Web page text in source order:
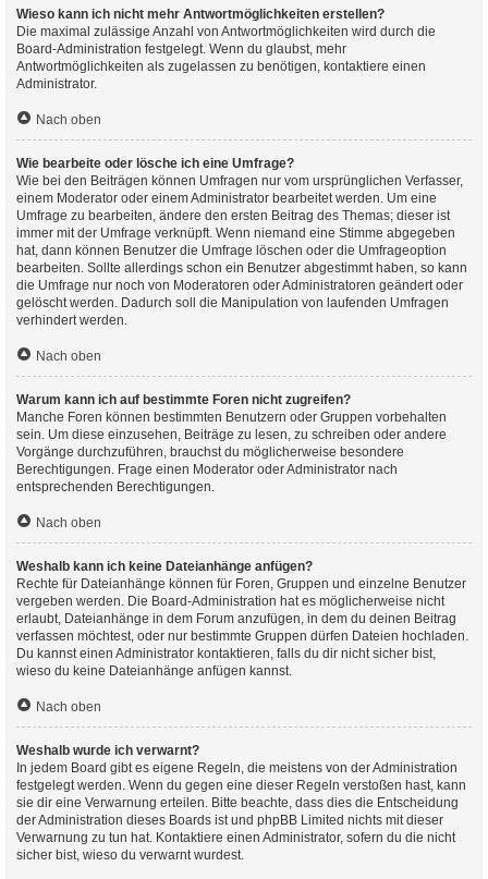
Wieso kann ich nicht mehr Antwortmöglichkeiten erstellen?
Die maximal zulässige Anzahl von Antwortmöglichkeiten wird durch die
Board-Administration festgelegt. Wenn du glaubst, mehr
Antwortmöglichkeiten als zugelassen zu benötigen, kontaktiere einen
Administrator.
Nach oben
Wie bearbeite oder lösche ich eine Umfrage?
Wie bei den Beiträgen können Umfragen nur vom ursprünglichen Verfasser,
einem Moderator oder einem Administrator bearbeitet werden. Um eine
Umfrage zu bearbeiten, ändere den ersten Beitrag des Themas; dieser ist
immer mit der Umfrage verknüpft. Wenn niemand eine Stimme abgegeben
hat, dann können Benutzer die Umfrage löschen oder die Umfrageoption
bearbeiten. Sollte allerdings schon ein Benutzer abgestimmt haben, so kann
die Umfrage nur noch von Moderatoren oder Administratoren geändert oder
gelöscht werden. Dadurch soll die Manipulation von laufenden Umfragen
verhindert werden.
Nach oben
Warum kann ich auf bestimmte Foren nicht zugreifen?
Manche Foren können bestimmten Benutzern oder Gruppen vorbehalten
sein. Um diese einzusehen, Beiträge zu lesen, zu schreiben oder andere
Vorgänge durchzuführen, brauchst du möglicherweise besondere
Berechtigungen. Frage einen Moderator oder Administrator nach
entsprechenden Berechtigungen.
Nach oben
Weshalb kann ich keine Dateianhänge anfügen?
Rechte für Dateianhänge können für Foren, Gruppen und einzelne Benutzer
vergeben werden. Die Board-Administration hat es möglicherweise nicht
erlaubt, Dateianhänge in dem Forum anzufügen, in dem du deinen Beitrag
verfassen möchtest, oder nur bestimmte Gruppen dürfen Dateien hochladen.
Du kannst einen Administrator kontaktieren, falls du dir nicht sicher bist,
wieso du keine Dateianhänge anfügen kannst.
Nach oben
Weshalb wurde ich verwarnt?
In jedem Board gibt es eigene Regeln, die meistens von der Administration
festgelegt werden. Wenn du gegen eine dieser Regeln verstoßen hast, kann
sie dir eine Verwarnung erteilen. Bitte beachte, dass dies die Entscheidung
der Administration dieses Boards ist und phpBB Limited nichts mit dieser
Verwarnung zu tun hat. Kontaktiere einen Administrator, sofern du die nicht
sicher bist, wieso du verwarnt wurdest.